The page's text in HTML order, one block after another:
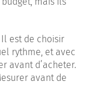
Il est de choisir
rythme, et avec
avant d’acheter.
avant de